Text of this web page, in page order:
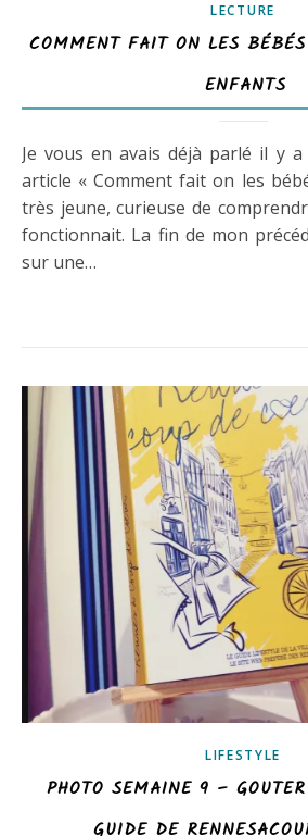
LECTURE
COMMENT FAIT ON LES
ENFANTS
Je vous en avais déjà parlé il y a deux ans dans cet
article « Comment fait on les
très jeune, curieuse de
fonctionnait. La fin de mon
sur une…
LIFESTYLE
PHOTO SEMAINE 9 –
GUIDE DE